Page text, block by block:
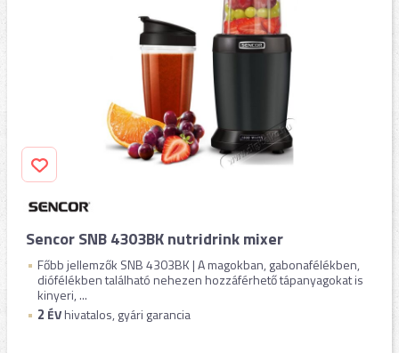
Sencor SNB 4303BK nutridrink mixer
Főbb jellemzők SNB 4303BK | A magokban, gabonafélékben,
diófélékben található nehezen hozzáférhető tápanyagokat is
kinyeri, ...
2 ÉVhivatalos, gyári garancia